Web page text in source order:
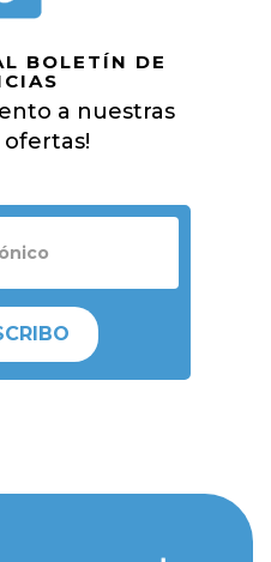
BOLETÍN DE
a nuestras